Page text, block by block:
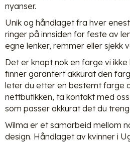
nyanser.
Unik og håndlaget fra hver
ringer på innsiden for feste av
egne lenker, remmer eller sjekk
Det er knapt nok en farge vi
finner garantert akkurat den
leter du etter en bestemt farge
nettbutikken, ta kontakt med
som passer akkurat det du
Wilma er et samarbeid mellom
design. Håndlaget av kvinner i